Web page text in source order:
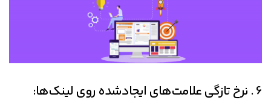
6 . نرخ تازگی علامت‌های ایجادشده روی لینک‌ها: